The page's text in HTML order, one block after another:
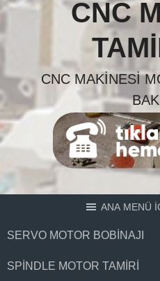
CNC
CNC MAKINESI
ANA MENÜ
SERVO MOTOR BOBINAJI
SPINDLE MOTOR TAMIRI